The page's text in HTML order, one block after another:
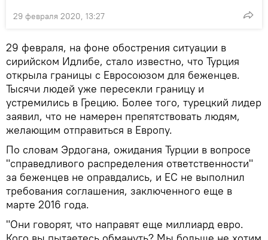
29 февраля 2020, 13:27
29 февраля, на фоне обострения ситуации в
сирийском Идлибе, стало известно, что Турция
открыла границы с Евросоюзом для беженцев.
Тысячи людей уже пересекли границу и
устремились в Грецию. Более того, турецкий лидер
заявил, что не намерен препятствовать людям,
желающим отправиться в Европу.
По словам Эрдогана, ожидания Турции в вопросе
"справедливого распределения ответственности"
за беженцев не оправдались, и ЕС не выполнил
требования соглашения, заключенного еще в
марте 2016 года.
"Они говорят, что направят еще миллиард евро.